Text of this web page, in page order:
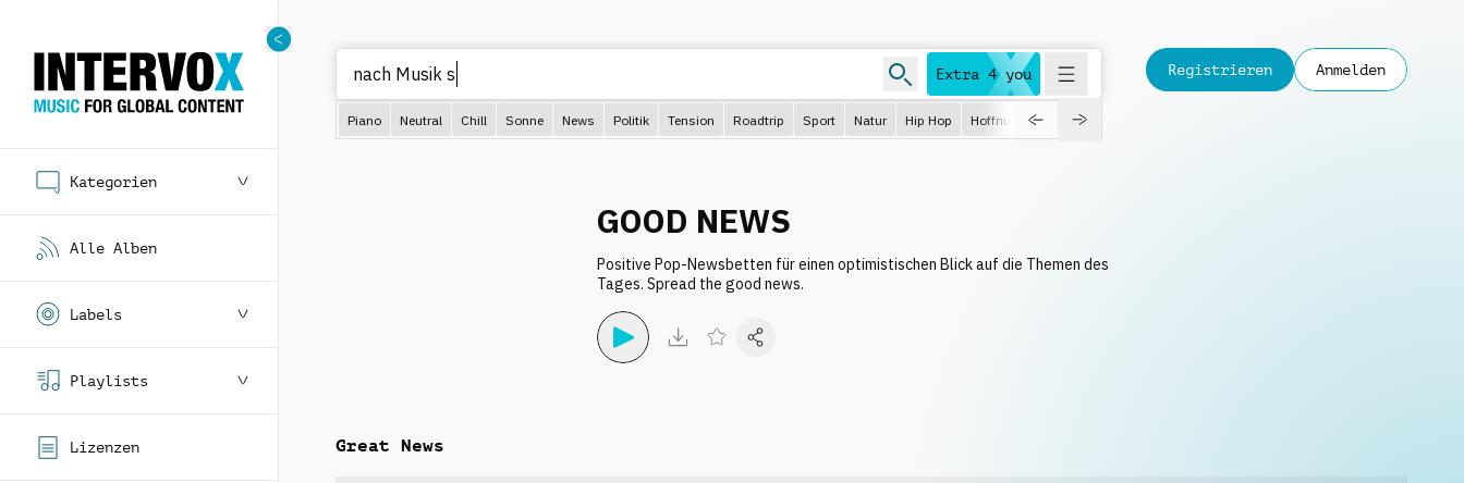
Kategorien
Alle Alben
Labels
Playlists
Lizenzen
Extra 4 you
Na
Piano Neutral Chill Sonne News Politik Tension Roadtrip Sport Natur Hip Hop Hoffnungsvoll Dokumentation
Registrieren Anmelden
GOOD NEWS
Positive Pop-Newsbetten für einen optimistischen Blick auf die Themen des
Tages. Spread the good news.
Great News